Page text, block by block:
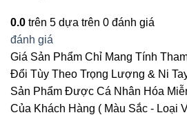
0.0 trên 5 dựa trên 0 đánh giá
đánh giá
Giá Sản Phẩm Chỉ Mang Tính
Đổi Tùy Theo Trọng Lượng & Ni
Sản Phẩm Được Cá Nhân Hóa
Của Khách Hàng ( Màu Sắc - Loại